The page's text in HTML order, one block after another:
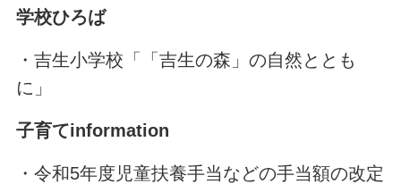
学校ひろば
・吉生小学校「「吉生の森」の自然ととも
に」
子育てinformation
・令和5年度児童扶養手当などの手当額の改定